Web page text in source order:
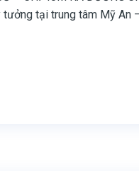
tại trung tâm Mỹ An